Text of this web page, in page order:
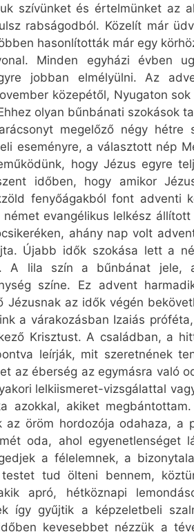
szívünket és értelmünket az
rabságodból. Közelít már
hasonlították már egy
Minden egyházi évben
jobban elmélyülni. Az
közepétől, Nyugaton
olyan bűnbánati szokások
megelőző négy hétre
eseményre, a választott nép
hogy Jézus egyre
időben, hogy amikor
fenyőágakból font adventi
evangélikus lelkész
ahány nap volt
Újabb idők szokása lett a
A lila szín a bűnbánat jele,
színe. Ez advent
az idők végén
a várakozásban Izaiás
Krisztust. A családban, a
leírják, mit szeretnének
az éberség az egymásra való
lelkiismeret-vizsgálattal
azokkal, akiket
öröm hordozója odahaza, a
oda, ahol egyenetlenséget
a félelemnek, a
tud ölteni bennem,
apró, hétköznapi
így gyűjtik a képzeletbeli
kevesebbet nézzük a